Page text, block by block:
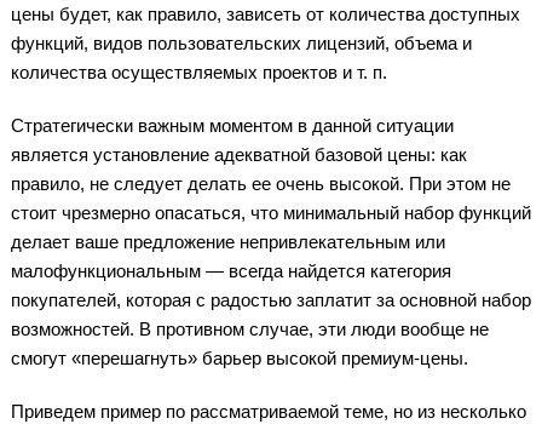
цены будет, как правило, зависеть от количества доступных
функций, видов пользовательских лицензий, объема и
количества осуществляемых проектов и т. п.
Стратегически важным моментом в данной ситуации
является установление адекватной базовой цены: как
правило, не следует делать ее очень высокой. При этом не
стоит чрезмерно опасаться, что минимальный набор функций
делает ваше предложение непривлекательным или
малофункциональным — всегда найдется категория
покупателей, которая с радостью заплатит за основной набор
возможностей. В противном случае, эти люди вообще не
смогут «перешагнуть» барьер высокой премиум-цены.
Приведем пример по рассматриваемой теме, но из несколько